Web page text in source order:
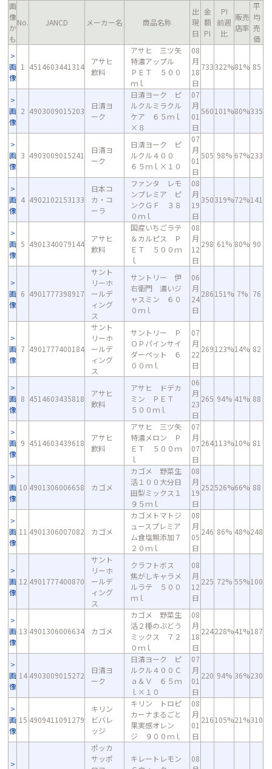
画
像
か
も
No. JANCD メーカー名 商品名称
出
現
日
金
額
PI
PI
前週
比
販売
店率
平
均
売
価
画
像
1 4514603441314
アサヒ
飲料
アサヒ 三ツ矢
特濃アップル
ＰＥＴ ５００
ｍｌ
08
月
18
日
733322%81% 85
画
像
2 4903009015203
日清ヨ
ーク
日清ヨーク ピ
ルクルミラクル
ケア ６５ｍｌ
×８
07
月
01
日
560101%80%335
画
像
3 4903009015241
日清ヨ
ーク
日清ヨーク ピ
ルクル４００
６５ｍｌ×１０
07
月
01
日
505 98% 67%233
画
像
4 4902102153133
日本コ
カ・コ
ーラ
ファンタ レモ
ンプレミア ピ
ンクＧＦ ３８
０ｍｌ
08
月
19
日
350319%72%141
画
像
5 4901340079144
アサヒ
飲料
国産いちごラテ
＆カルピス Ｐ
ＥＴ ５００ｍ
ｌ
08
月
12
日
298 61% 80% 90
画
像
6 4901777398917
サント
リーホ
ールデ
ィング
ス
サントリー 伊
右衛門 濃いジ
ャスミン ６０
０ｍｌ
06
月
24
日
286151% 7% 76
画
像
7 4901777400184
サント
リーホ
ールデ
ィング
ス
サントリー Ｐ
ＯＰパインサイ
ダーペット ６
００ｍｌ
07
月
22
日
269123%14% 82
画
像
8 4514603435818
アサヒ
飲料
アサヒ ドデカ
ミン ＰＥＴ
５００ｍｌ
06
月
23
日
265 94% 41% 88
画
像
9 4514603439618
アサヒ
飲料
アサヒ 三ツ矢
特濃メロン Ｐ
ＥＴ ５００ｍ
ｌ
07
月
07
日
264113%10% 81
画
像
10 4901306006658 カゴメ
カゴメ 野菜生
活１００大分日
田梨ミックス１
９５ｍｌ
08
月
19
日
252526%66% 88
画
像
11 4901306007082 カゴメ
カゴメトマトジ
ュースプレミア
ム食塩無添加７
２０ｍｌ
08
月
05
日
246 86% 48%248
画
像
12 4901777400870
サント
リーホ
ールデ
ィング
ス
クラフトボス
焦がしキャラメ
ルラテ ５００
ｍｌ
08
月
12
日
225 72% 55%100
画
像
13 4901306006634 カゴメ
カゴメ 野菜生
活２種のぶどう
ミックス ７２
０ｍｌ
08
月
18
日
224228%41%187
画
像
14 4903009015272
日清ヨ
ーク
日清ヨーク ピ
ルクル４００Ｃ
ａ＆Ｖ ６５ｍ
ｌ×１０
07
月
01
日
220 94% 36%230
画
像
15 4909411091279
キリン
ビバレ
ッジ
キリン トロピ
カーナまるごと
果実感オレン
ジ ９００ｍｌ
08
月
01
日
216105%21%310
ポッカ
サッポ
キレートレモン
08